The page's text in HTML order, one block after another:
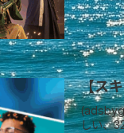
【ス
しい、